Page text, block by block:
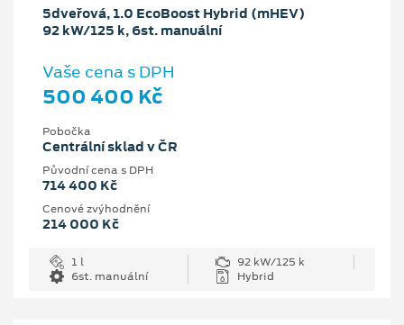
5dveřová, 1.0 EcoBoost Hybrid (mHEV)
92 kW/125 k, 6st. manuální
Vaše cena s DPH
500 400 Kč
Pobočka
Centrální sklad v ČR
Původní cena s DPH
714 400 Kč
Cenové zvýhodnění
214 000 Kč
1 l
92 kW/125 k
6st. manuální
Hybrid